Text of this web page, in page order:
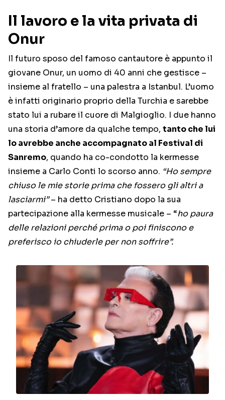
Il lavoro e la vita privata di
Onur
Il futuro sposo del famoso cantautore è appunto il
giovane Onur, un uomo di 40 anni che gestisce –
insieme al fratello – una palestra a Istanbul. L’uomo
è infatti originario proprio della Turchia e sarebbe
stato lui a rubare il cuore di Malgioglio. I due hanno
una storia d’amore da qualche tempo, tanto che lui
lo avrebbe anche accompagnato al Festival di
Sanremo, quando ha co-condotto la kermesse
insieme a Carlo Conti lo scorso anno. “Ho sempre
chiuso le mie storie prima che fossero gli altri a
lasciarmi”– ha detto Cristiano dopo la sua
partecipazione alla kermesse musicale – “ho paura
delle relazioni perché prima o poi finiscono e
preferisco io chiuderle per non soffrire”.